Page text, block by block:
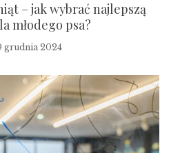
– jak wybrać najlepszą
młodego psa?
grudnia 2024